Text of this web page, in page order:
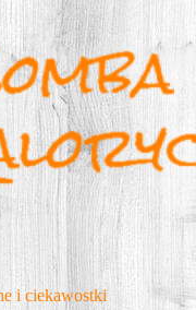
i ciekawostki